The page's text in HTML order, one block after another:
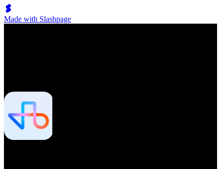
Made with Slashpage